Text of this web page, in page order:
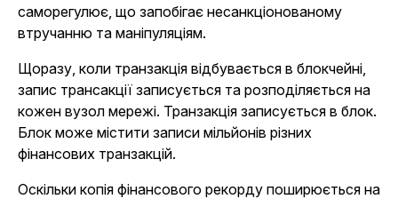
саморегулює, що запобігає несанкціонованому
втручанню та маніпуляціям.
Щоразу, коли транзакція відбувається в блокчейні,
запис трансакції записується та розподіляється на
кожен вузол мережі. Транзакція записується в блок.
Блок може містити записи мільйонів різних
фінансових транзакцій.
Оскільки копія фінансового рекорду поширюється на